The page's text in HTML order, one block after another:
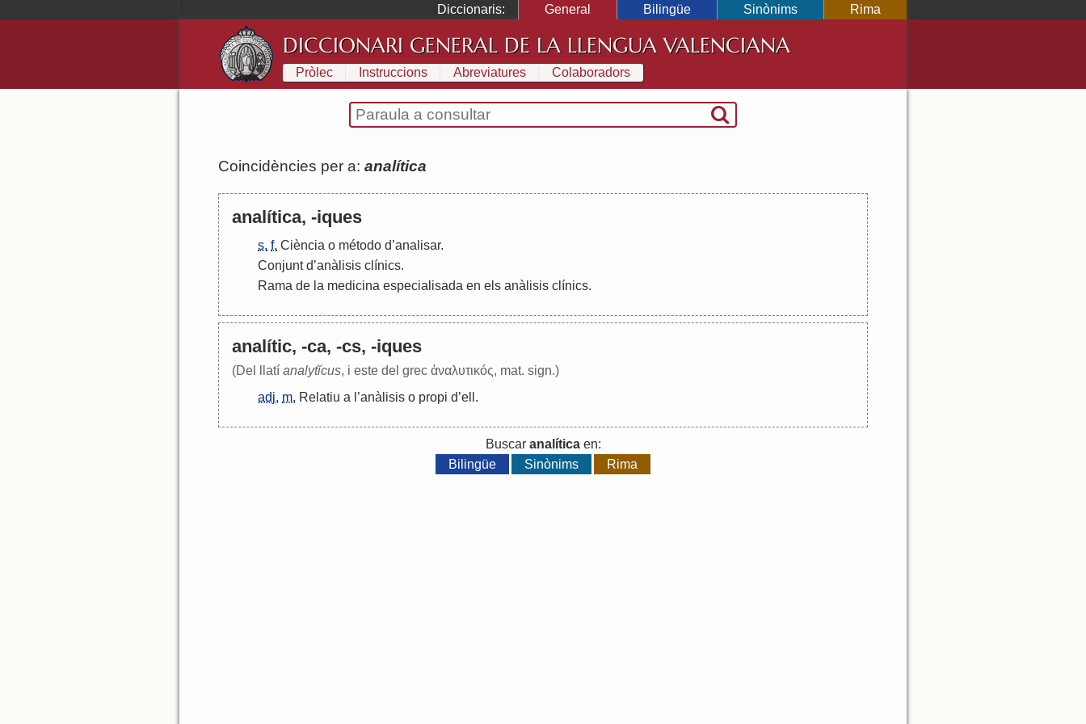
Diccionaris: General Bilingüe Sinònims Rima
DICCIONARI GENERAL DE LA LLENGUA VALENCIANA
Pròlec Instruccions Abreviatures Colaboradors
Coincidències per a: analítica
analítica, -iques
s. f. Ciència o método d’analisar.
Conjunt d’anàlisis clínics.
Rama de la medicina especialisada en els anàlisis clínics.
analític, -ca, -cs, -iques
(Del llatí analytĭcus, i este del grec ἀναλυτικóς, mat. sign.)
adj. m. Relatiu a ’anàlisis o propi d’ell .
Buscar analíticaen:
Bilingüe
Sinònims Rima